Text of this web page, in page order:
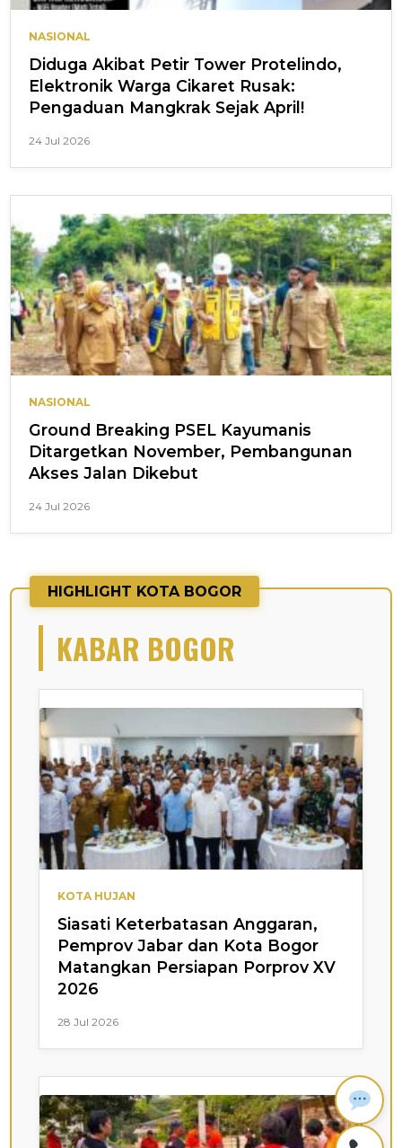
NASIONAL
Diduga Akibat Petir Tower Protelindo,
Elektronik Warga Cikaret Rusak:
Pengaduan Mangkrak Sejak April!
24 Jul 2026
NASIONAL
Ground Breaking PSEL Kayumanis
Ditargetkan November, Pembangunan
Akses Jalan Dikebut
24 Jul 2026
HIGHLIGHT KOTA BOGOR
KABAR BOGOR
KOTA HUJAN
Siasati Keterbatasan Anggaran,
Pemprov Jabar dan Kota Bogor
Matangkan Persiapan Porprov XV
2026
28 Jul 2026